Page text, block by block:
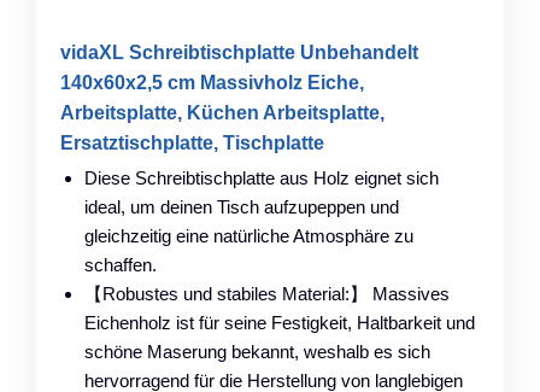
vidaXL Schreibtischplatte Unbehandelt
140x60x2,5 cm Massivholz Eiche,
Arbeitsplatte, Küchen Arbeitsplatte,
Ersatztischplatte, Tischplatte
Diese Schreibtischplatte aus Holz eignet sich
ideal, um deinen Tisch aufzupeppen und
gleichzeitig eine natürliche Atmosphäre zu
schaffen.
【Robustes und stabiles Material:】 Massives
Eichenholz ist für seine Festigkeit, Haltbarkeit und
schöne Maserung bekannt, weshalb es sich
hervorragend für die Herstellung von langlebigen